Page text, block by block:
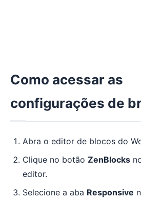
Como acessar as
configurações de
Abra o editor de blocos do
Clique no botão ZenBlocks
editor.
Selecione a aba Responsive